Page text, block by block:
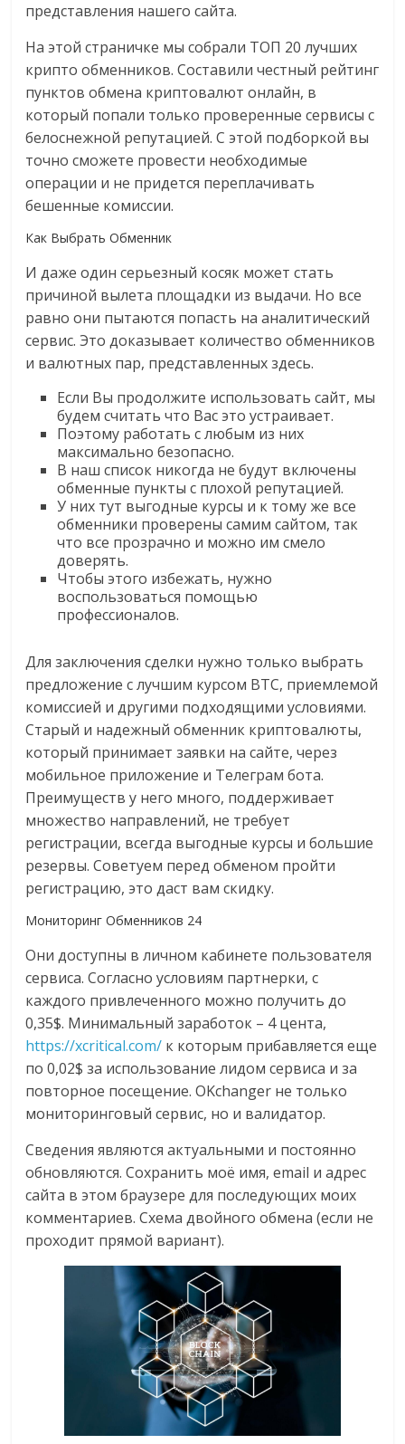
представления нашего сайта.
На этой страничке мы собрали ТОП 20 лучших
крипто обменников. Составили честный рейтинг
пунктов обмена криптовалют онлайн, в
который попали только проверенные сервисы с
белоснежной репутацией. С этой подборкой вы
точно сможете провести необходимые
операции и не придется переплачивать
бешенные комиссии.
Как Выбрать Обменник
И даже один серьезный косяк может стать
причиной вылета площадки из выдачи. Но все
равно они пытаются попасть на аналитический
сервис. Это доказывает количество обменников
и валютных пар, представленных здесь.
Если Вы продолжите использовать сайт, мы
будем считать что Вас это устраивает.
Поэтому работать с любым из них
максимально безопасно.
В наш список никогда не будут включены
обменные пункты с плохой репутацией.
У них тут выгодные курсы и к тому же все
обменники проверены самим сайтом, так
что все прозрачно и можно им смело
доверять.
Чтобы этого избежать, нужно
воспользоваться помощью
профессионалов.
Для заключения сделки нужно только выбрать
предложение с лучшим курсом BTC, приемлемой
комиссией и другими подходящими условиями.
Старый и надежный обменник криптовалюты,
который принимает заявки на сайте, через
мобильное приложение и Телеграм бота.
Преимуществ у него много, поддерживает
множество направлений, не требует
регистрации, всегда выгодные курсы и большие
резервы. Советуем перед обменом пройти
регистрацию, это даст вам скидку.
Мониторинг Обменников 24
Они доступны в личном кабинете пользователя
сервиса. Согласно условиям партнерки, с
каждого привлеченного можно получить до
0,35$. Минимальный заработок – 4 цента,
https://xcritical.com/ к которым прибавляется еще
по 0,02$ за использование лидом сервиса и за
повторное посещение. OKchanger не только
мониторинговый сервис, но и валидатор.
Сведения являются актуальными и постоянно
обновляются. Сохранить моё имя, email и адрес
сайта в этом браузере для последующих моих
комментариев. Схема двойного обмена (если не
проходит прямой вариант).